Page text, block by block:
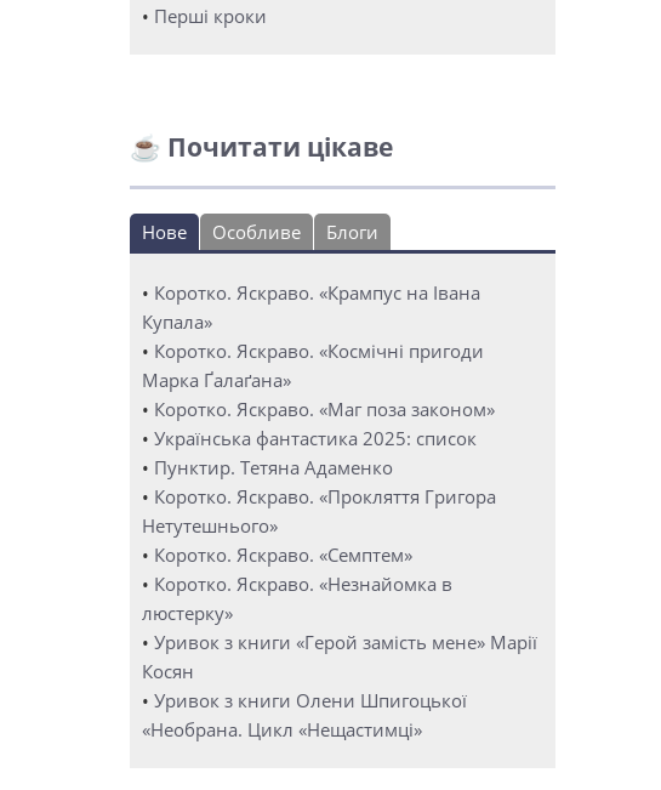
• Перші кроки
☕ Почитати цікаве
Нове Особливе Блоги
• Коротко. Яскраво. «Крампус на Івана
Купала»
• Коротко. Яскраво. «Космічні пригоди
Марка Ґалаґана»
• Коротко. Яскраво. «Маг поза законом»
• Українська фантастика 2025: список
• Пунктир. Тетяна Адаменко
• Коротко. Яскраво. «Прокляття Григора
Нетутешнього»
• Коротко. Яскраво. «Семптем»
• Коротко. Яскраво. «Незнайомка в
люстерку»
• Уривок з книги «Герой замість мене» Марії
Косян
• Уривок з книги Олени Шпигоцької
«Необрана. Цикл «Нещастимці»